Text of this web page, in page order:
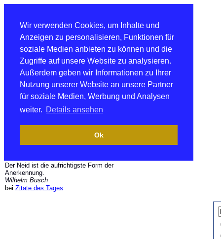
Wir verwenden Cookies, um Inhalte und
Anzeigen zu personalisieren, Funktionen für
soziale Medien anbieten zu können und die
Zugriffe auf unsere Website zu analysieren.
Außerdem geben wir Informationen zu Ihrer
Nutzung unserer Website an unsere Partner
für soziale Medien, Werbung und Analysen
weiter. Details ansehen
Ok
Der Neid ist die aufrichtigste Form der
Anerkennung.
Wilhelm Busch
bei Zitate des Tages